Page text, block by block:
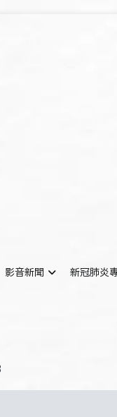
影音新聞 新冠肺炎